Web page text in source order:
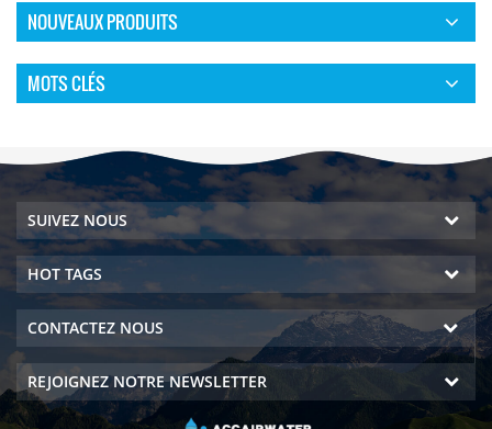
NOUVEAUX PRODUITS
MOTS CLÉS
SUIVEZ NOUS
HOT TAGS
CONTACTEZ NOUS
REJOIGNEZ NOTRE NEWSLETTER